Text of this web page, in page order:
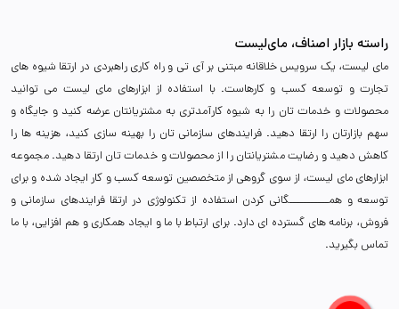
راسته بازار اصناف، مای‌لیست
مای لیست، یک سرویس خلاقانه مبتنی بر آی تی و راه کاری راهبردی در ارتقا شیوه های
تجارت و توسعه کسب و کارهاست. با استفاده از ابزارهای مای لیست می توانید
محصولات و خدمات تان را به شیوه کارآمدتری به مشتریانتان عرضه کنید و جایگاه و
سهم بازارتان را ارتقا دهید. فرایندهای سازمانی تان را بهینه سازی کنید، هزینه ها را
کاهش دهید و رضایت مشتریانتان را از محصولات و خدمات تان ارتقا دهید. مجموعه
ابزارهای مای لیست، از سوی گروهی از متخصصین توسعه کسب و کار ایجاد شده و برای
توسعه و همـــــــــــگانی کردن استفاده از تکنولوژی در ارتقا فرایندهای سازمانی و
فروش، برنامه های گسترده ای دارد. برای ارتباط با ما و ایجاد همکاری و هم افزایی، با ما
تماس بگیرید.